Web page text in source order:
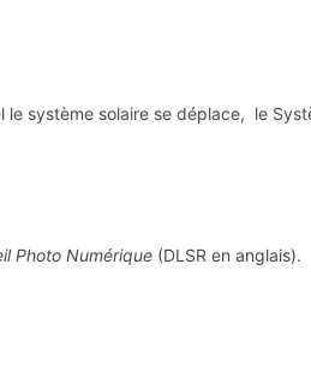
le système solaire se déplace, le
Photo Numérique (DLSR en anglais).